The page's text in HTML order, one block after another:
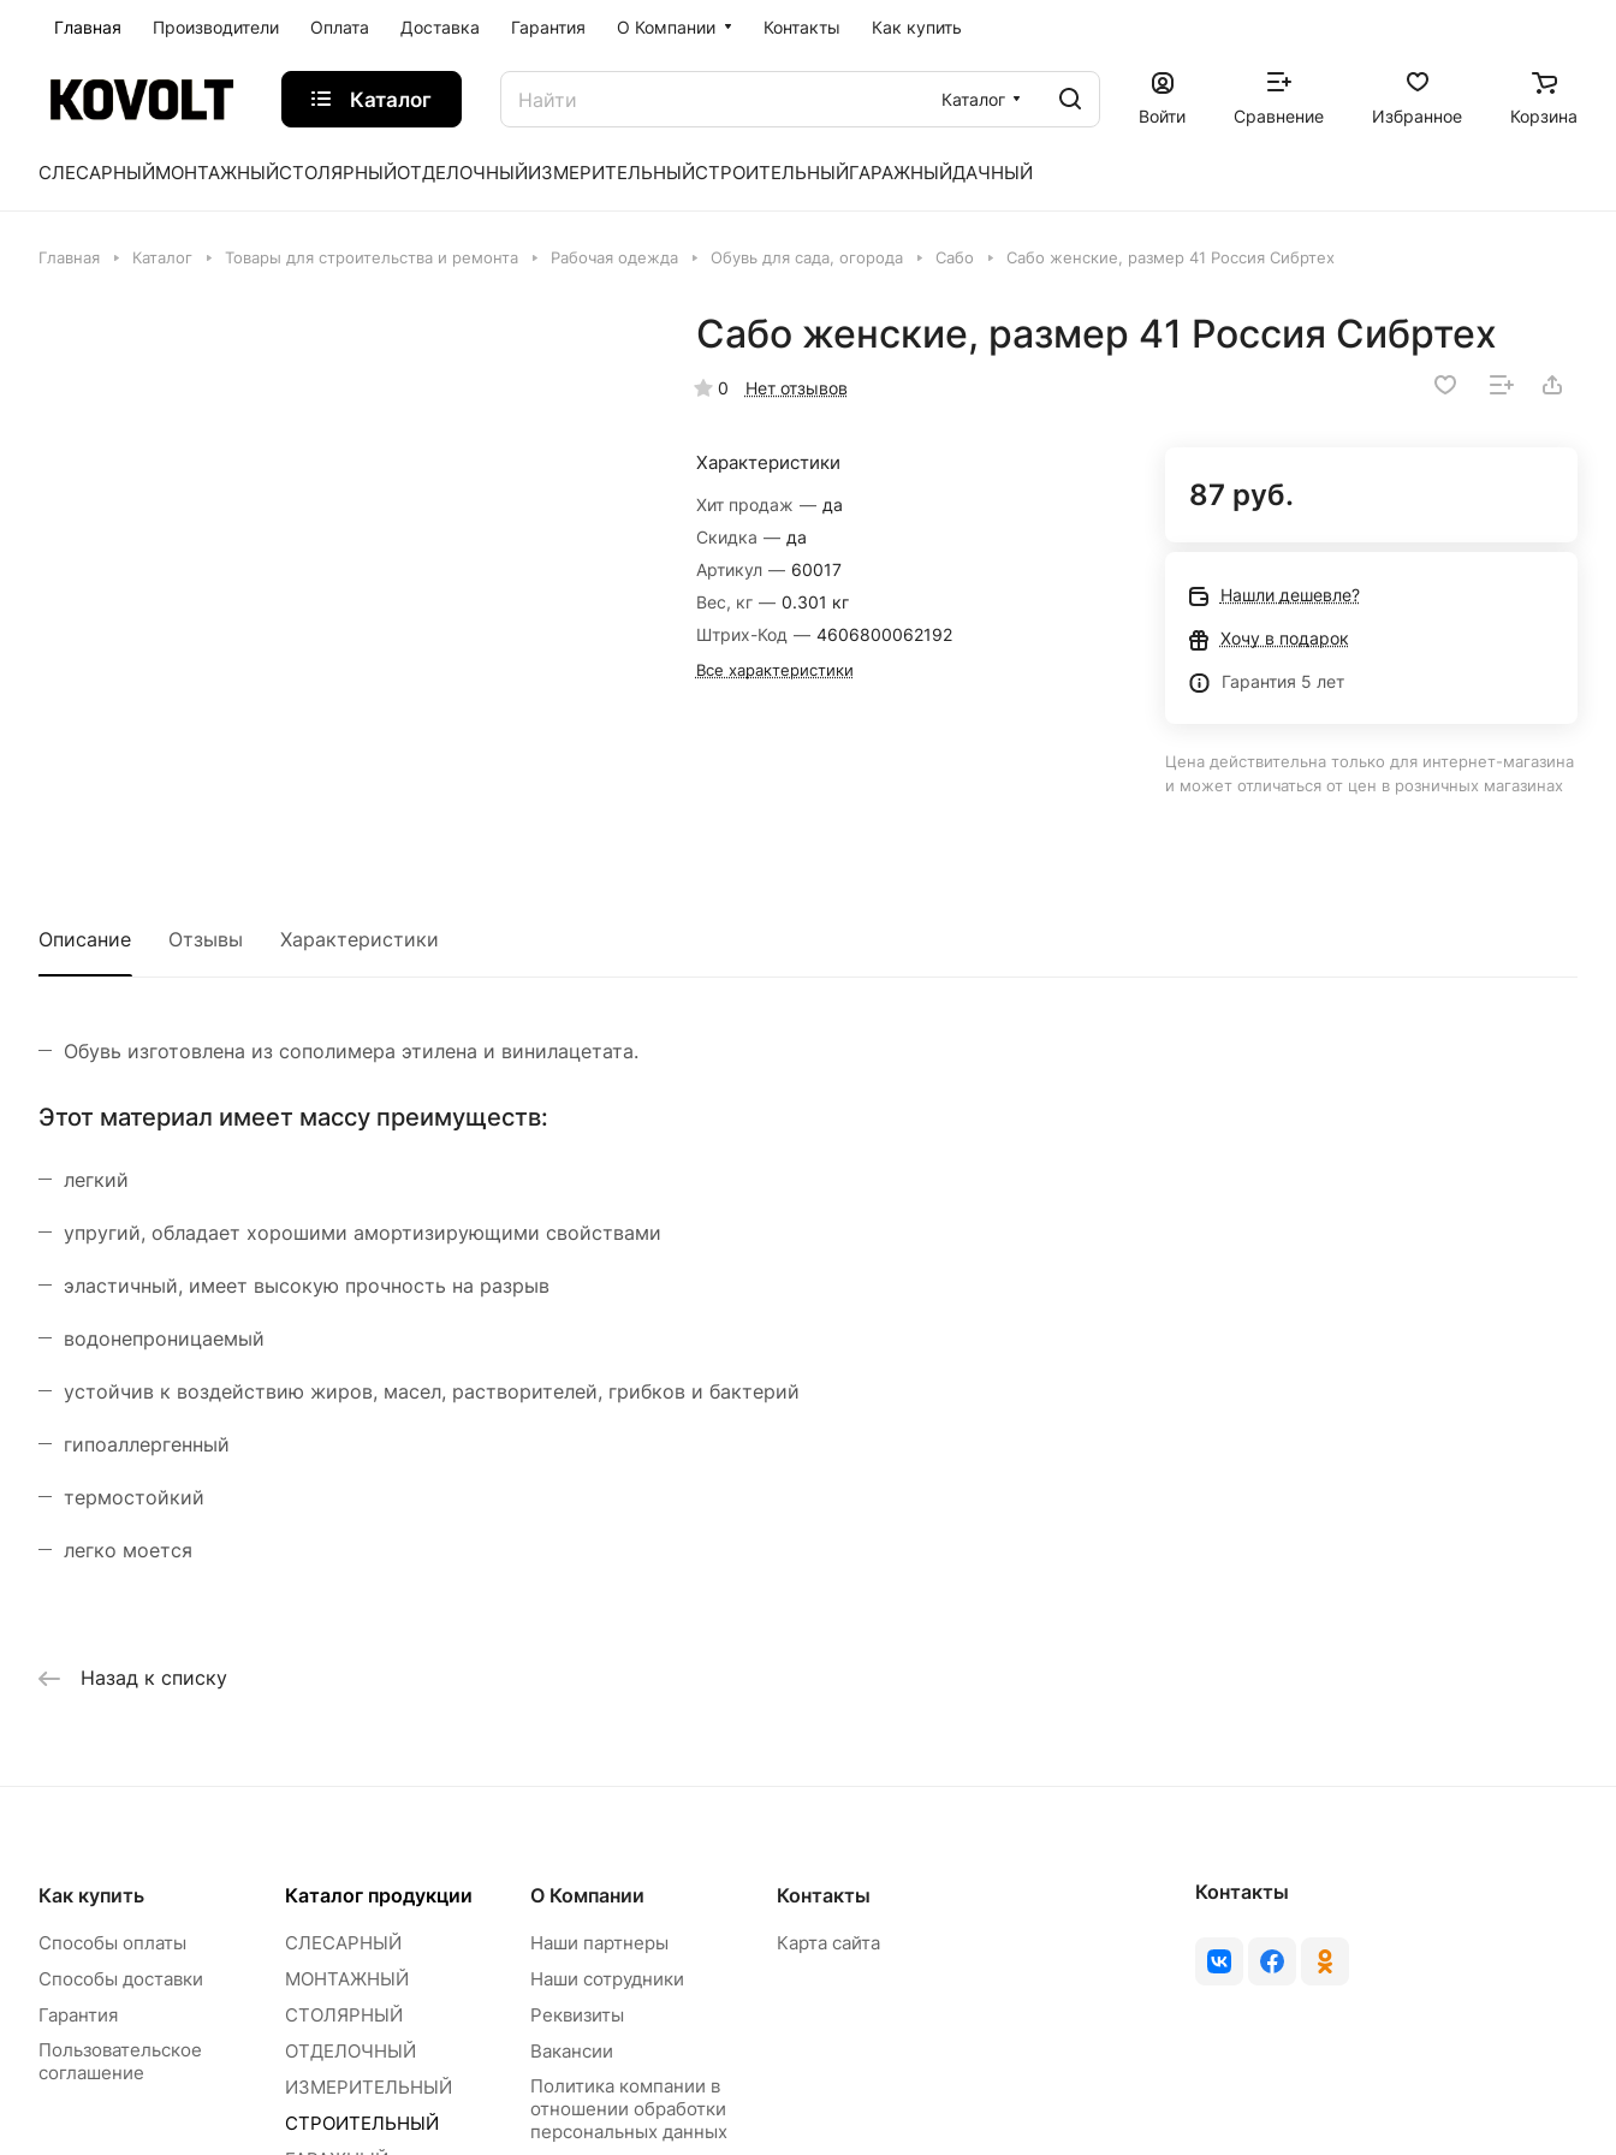
Главная Производители Оплата Доставка Гарантия О Компании Контакты Как купить
Каталог
Каталог
Войти
Сравнение Избранное Корзина
СЛЕСАРНЫЙМОНТАЖНЫЙСТОЛЯРНЫЙОТДЕЛОЧНЫЙИЗМЕРИТЕЛЬНЫЙСТРОИТЕЛЬНЫЙГАРАЖНЫЙДАЧНЫЙ
Главная Каталог Товары для строительства и ремонта Рабочая одежда Обувь для сада, огорода Сабо Сабо женские, размер 41 Россия Сибртех
Сабо женские, размер 41 Россия Сибртех
0 Нет отзывов
Характеристики
Хит продаж — да
Скидка — да
Артикул — 60017
Вес, кг — 0.301 кг
Штрих-Код — 4606800062192
Все характеристики
87 руб.
Нашли дешевле?
Хочу в подарок
Гарантия 5 лет
Цена действительна только для интернет-магазина
и может отличаться от цен в розничных магазинах
Описание Отзывы Характеристики
Обувь изготовлена из сополимера этилена и винилацетата.
Этот материал имеет массу преимуществ:
легкий
упругий, обладает хорошими амортизирующими свойствами
эластичный, имеет высокую прочность на разрыв
водонепроницаемый
устойчив к воздействию жиров, масел, растворителей, грибков и бактерий
гипоаллергенный
термостойкий
легко моется
Назад к списку
Как купить
Способы оплаты
Способы доставки
Гарантия
Пользовательское
соглашение
Каталог продукции
СЛЕСАРНЫЙ
МОНТАЖНЫЙ
СТОЛЯРНЫЙ
ОТДЕЛОЧНЫЙ
ИЗМЕРИТЕЛЬНЫЙ
СТРОИТЕЛЬНЫЙ
О Компании
Наши партнеры
Наши сотрудники
Реквизиты
Вакансии
Политика компании в
отношении обработки
персональных данных
Контакты
Карта сайта
Контакты